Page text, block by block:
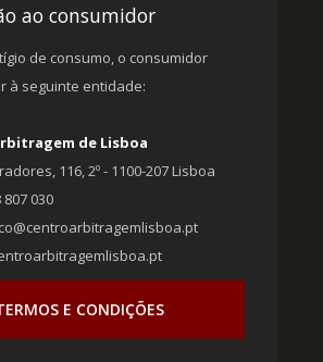
ao consumidor
de consumo, o consumidor
à seguinte entidade:
de Lisboa
116, 2º - 1100-207 Lisboa
807 030
E CONDIÇÕES